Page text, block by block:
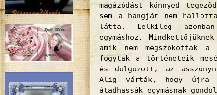
magázódást könnyed
sem a hangját nem
látta. Lelkileg
egymáshoz.
amik nem megszokottak
fogytak a történeteik
és dolgozott, az
Alig várták, hogy újra
átadhassák egymásnak